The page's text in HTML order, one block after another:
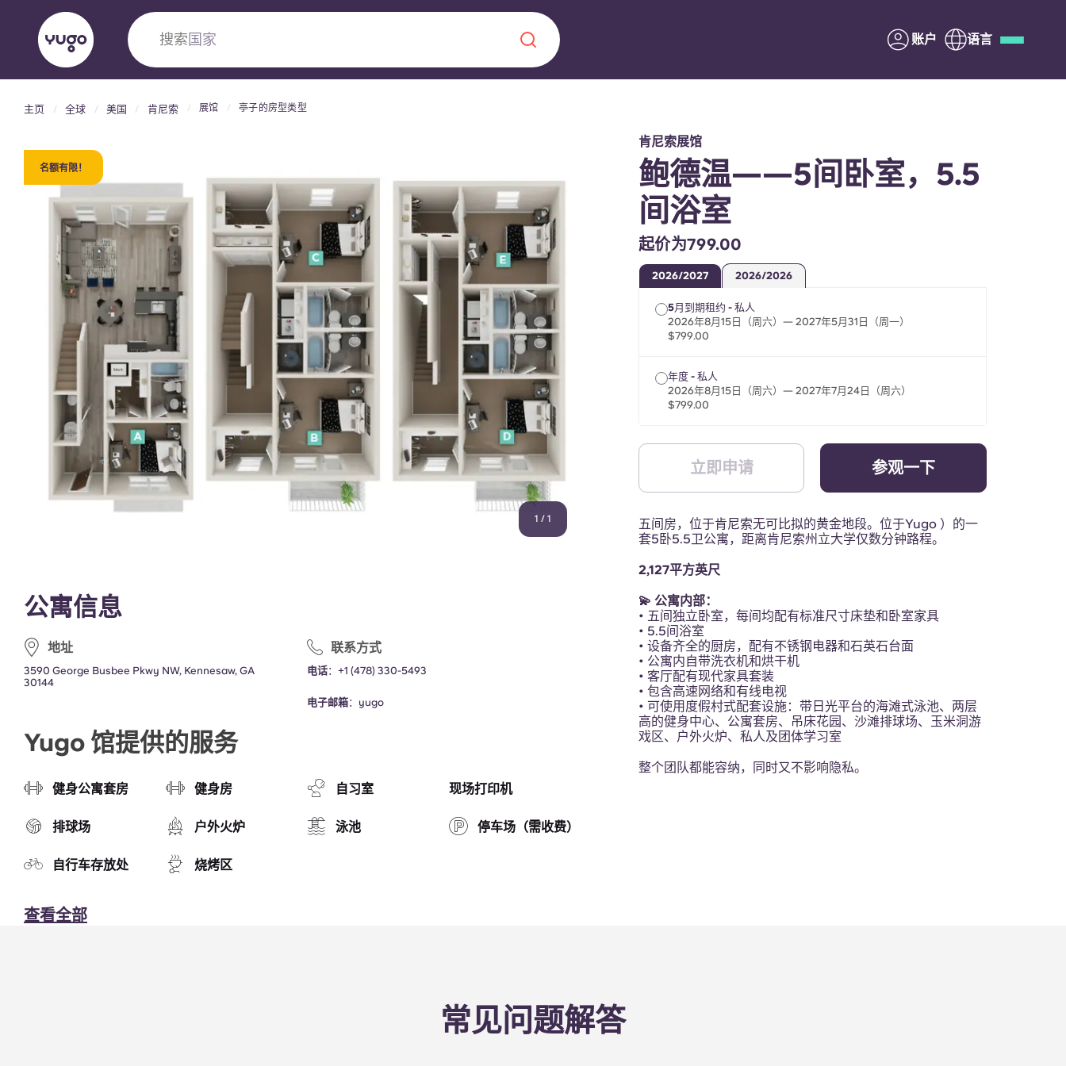
搜索大学 账户 语言
Yugo VCARB：引领公寓新时代
Yugo与VCARB的开创性合作，激发创新精神，点燃雄心壮志，缔造难
忘的学子时光。
关于我们
常见问题解答 家长须知
联系我们
English (GB)
主页 全球 美国 肯尼索 展馆 亭子的房型类型
名额有限！
1 / 1
公寓信息
地址
3590 George Busbee Pkwy NW, Kennesaw, GA
30144
联系方式
电话：+1 (478) 330-5493
电子邮箱： yugo
Yugo 馆提供的服务
健身公寓套房 健身房 自习室 现场打印机
排球场 户外火炉 泳池 停车场（需收费）
自行车存放处 烧烤区
查看全部
肯尼索展馆
鲍德温——5间卧室，5.5
间浴室
起价为799.00
2026/2027 2026/2026
5月到期租约 - 私人
2026年8月15日（周六）— 2027年5月31日（周一）
$799.00
年度 - 私人
2026年8月15日（周六）— 2027年7月24日（周六）
$799.00
立即申请 参观一下
五间房，位于肯尼索无可比拟的黄金地段。位于Yugo ）的一
套5卧5.5卫公寓，距离肯尼索州立大学仅数分钟路程。
2,127平方英尺
💫 公寓内部：
• 五间独立卧室，每间均配有标准尺寸床垫和卧室家具
• 5.5间浴室
• 设备齐全的厨房，配有不锈钢电器和石英石台面
• 公寓内自带洗衣机和烘干机
• 客厅配有现代家具套装
• 包含高速网络和有线电视
• 可使用度假村式配套设施：带日光平台的海滩式泳池、两层
高的健身中心、公寓套房、吊床花园、沙滩排球场、玉米洞游
戏区、户外火炉、私人及团体学习室
整个团队都能容纳，同时又不影响隐私。
常见问题解答